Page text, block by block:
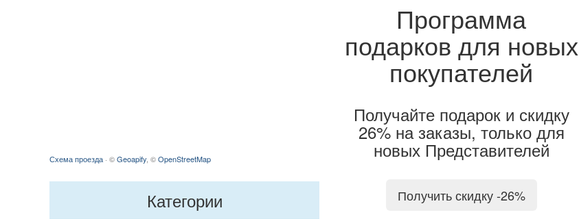
Программа
подарков для новых
покупателей
Получайте подарок и скидку
26% на заказы, только для
новых Представителей
Получить скидку -26%
Схема проезда · ©Geoapify, ©OpenStreetMap
Категории